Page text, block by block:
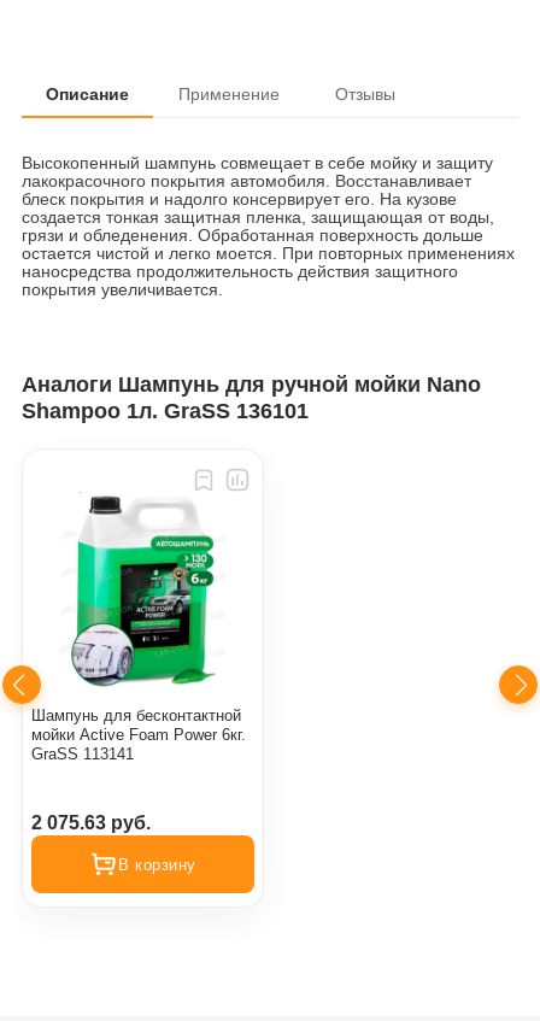
Описание Применение Отзывы
Высокопенный шампунь совмещает в себе мойку и защиту
лакокрасочного покрытия автомобиля. Восстанавливает
блеск покрытия и надолго консервирует его. На кузове
создается тонкая защитная пленка, защищающая от воды,
грязи и обледенения. Обработанная поверхность дольше
остается чистой и легко моется. При повторных применениях
наносредства продолжительность действия защитного
покрытия увеличивается.
Аналоги Шампунь для ручной мойки Nano
Shampoo 1л. GraSS 136101
Шампунь для бесконтактной
мойки Active Foam Power 6кг.
GraSS 113141
2 075.63 руб.
В корзину